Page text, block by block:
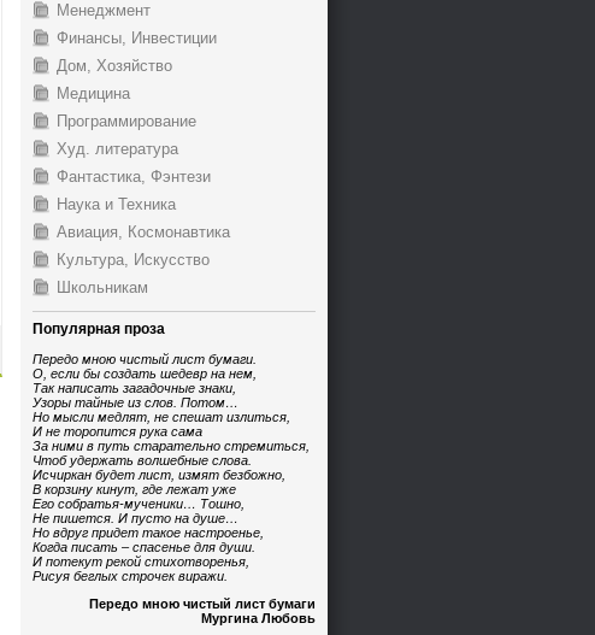
Менеджмент
Финансы, Инвестиции
Дом, Хозяйство
Медицина
Программирование
Худ. литература
Фантастика, Фэнтези
Наука и Техника
Авиация, Космонавтика
Культура, Искусство
Школьникам
Популярная проза
Передо мною чистый лист бумаги.
О, если бы создать шедевр на нем,
Так написать загадочные знаки,
Узоры тайные из слов. Потом…
Но мысли медлят, не спешат излиться,
И не торопится рука сама
За ними в путь старательно стремиться,
Чтоб удержать волшебные слова.
Исчиркан будет лист, измят безбожно,
В корзину кинут, где лежат уже
Его собратья-мученики… Тошно,
Не пишется. И пусто на душе…
Но вдруг придет такое настроенье,
Когда писать – спасенье для души.
И потекут рекой стихотворенья,
Рисуя беглых строчек виражи.
Передо мною чистый лист бумаги
Мургина Любовь